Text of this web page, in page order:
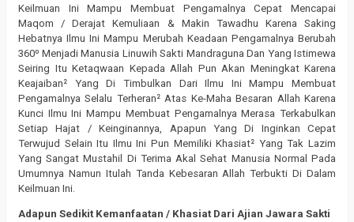
Keilmuan Ini Mampu Membuat Pengamalnya Cepat Mencapai
Maqom / Derajat Kemuliaan & Makin Tawadhu Karena Saking
Hebatnya Ilmu Ini Mampu Merubah Keadaan Pengamalnya Berubah
360⁰ Menjadi Manusia Linuwih Sakti Mandraguna Dan Yang Istimewa
Seiring Itu Ketaqwaan Kepada Allah Pun Akan Meningkat Karena
Keajaiban² Yang Di Timbulkan Dari Ilmu Ini Mampu Membuat
Pengamalnya Selalu Terheran² Atas Ke-Maha Besaran Allah Karena
Kunci Ilmu Ini Mampu Membuat Pengamalnya Merasa Terkabulkan
Setiap Hajat / Keinginannya, Apapun Yang Di Inginkan Cepat
Terwujud Selain Itu Ilmu Ini Pun Memiliki Khasiat² Yang Tak Lazim
Yang Sangat Mustahil Di Terima Akal Sehat Manusia Normal Pada
Umumnya Namun Itulah Tanda Kebesaran Allah Terbukti Di Dalam
Keilmuan Ini.
Adapun Sedikit Kemanfaatan / Khasiat Dari Ajian Jawara Sakti